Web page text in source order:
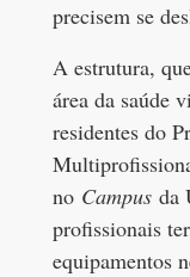
precisem se
A estrutura,
área da saúde
residentes do
no Campusda
profissionais
equipamentos